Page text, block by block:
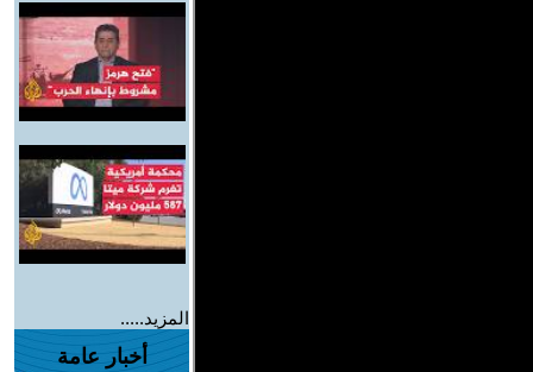
المزيد.....
أخبار عامة